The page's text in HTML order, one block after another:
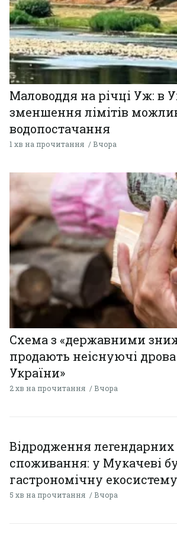
Маловоддя на річці Уж: в
зменшення лімітів
водопостачання
1 хв на прочитання Вчора
Схема з «державними
продають неіснуючі
України»
2 хв на прочитання Вчора
Відродження легендарних
споживання: у Мукачеві
гастрономічну екосистему
5 хв на прочитання Вчора